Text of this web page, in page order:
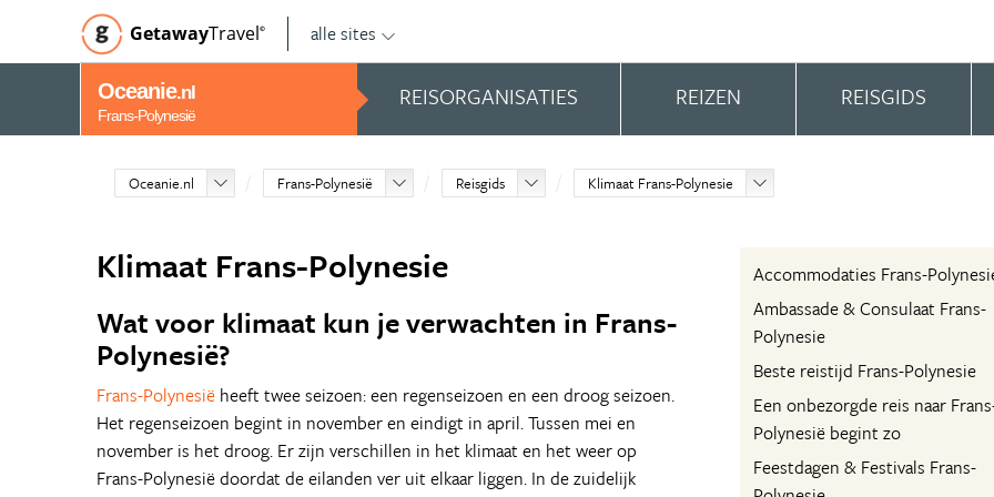
GetawayTravel© alle sites
Oceanie.nl
Frans-Polynesië
REISORGANISATIES REIZEN REISGIDS
Oceanie.nl Frans-Polynesië Reisgids Klimaat Frans-Polynesie
Accommodaties Frans-
Ambassade & Consulaat Frans-
Polynesie
Beste reistijd Frans-Polynesie
Een onbezorgde reis naar
Polynesië begint zo
Feestdagen & Festivals Frans-
Klimaat Frans-Polynesie
Wat voor klimaat kun je verwachten in Frans-
Polynesië?
Frans-Polynesië heeft twee seizoen: een regenseizoen en een droog seizoen.
Het regenseizoen begint in november en eindigt in april. Tussen mei en
november is het droog. Er zijn verschillen in het klimaat en het weer op
Frans-Polynesië doordat de eilanden ver uit elkaar liggen. In de zuidelijk